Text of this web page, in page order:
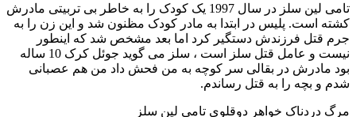
تامی لین سلز در سال 1997 یک کودک را به خاطر بی تربیتی مادرش
کشته است. پلیس در ابتدا به مادر کودک مظنون شد و این زن را به
جرم قتل فرزندش دستگیر کرد اما بعد مشخص شد که اینطور
نیست و عامل قتل سلز است ، سلز می گوید جوئل کرک 10 ساله
بود مادرش در بقالی سر کوچه به من فحش داد من هم عصبانی
شدم و بچه را به قتل رساندم.
مرگ دردناک خواهر دوقلوی تامی لین سلز